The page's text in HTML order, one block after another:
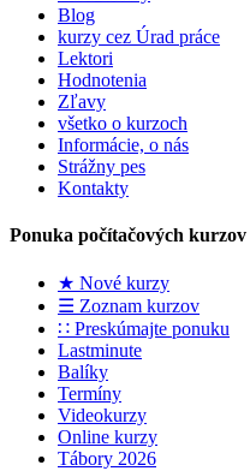
Blog
kurzy cez Úrad práce
Lektori
Hodnotenia
Zľavy
všetko o kurzoch
Informácie, o nás
Strážny pes
Kontakty
Ponuka počítačových kurzov
★ Nové kurzy
☰ Zoznam kurzov
∷ Preskúmajte ponuku
Lastminute
Balíky
Termíny
Videokurzy
Online kurzy
Tábory 2026